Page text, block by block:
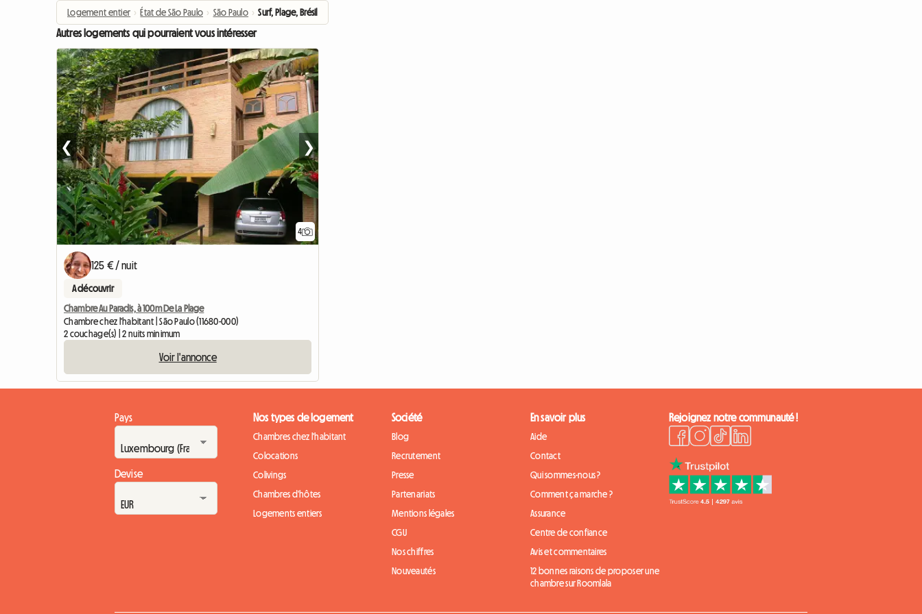
Logement entier › État de São Paulo › São Paulo › Surf, Plage, Brésil
Autres logements qui pourraient vous intéresser
4
❮ ❯
125 € / nuit
A découvrir
Chambre Au Paradis, à 100m De La Plage
Chambre chez l'habitant | São Paulo (11680-000)
2 couchage(s) | 2 nuits minimum
Voir l'annonce
Pays
Devise
Nos types de logement
Chambres chez l'habitant
Colocations
Colivings
Chambres d'hôtes
Logements entiers
Société
Blog
Recrutement
Presse
Partenariats
Mentions légales
CGU
Nos chiffres
Nouveautés
En savoir plus
Aide
Contact
Qui sommes-nous ?
Comment ça marche ?
Assurance
Centre de confiance
Avis et commentaires
12 bonnes raisons de proposer une
chambre sur Roomlala
Rejoignez notre communauté !